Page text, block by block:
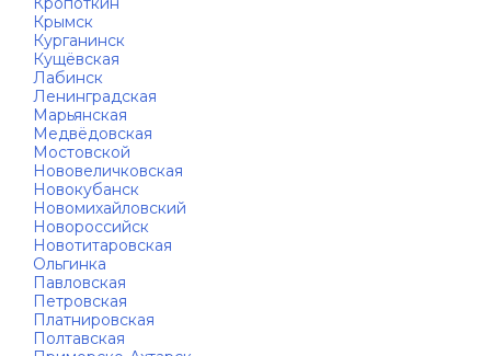
Крымск
Курганинск
Кущёвская
Лабинск
Ленинградская
Марьянская
Медвёдовская
Мостовской
Нововеличковская
Новокубанск
Новомихайловский
Новороссийск
Новотитаровская
Ольгинка
Павловская
Петровская
Платнировская
Полтавская